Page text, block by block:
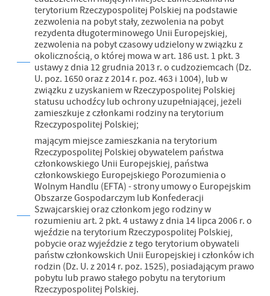
terytorium Rzeczypospolitej Polskiej na podstawie
zezwolenia na pobyt stały, zezwolenia na pobyt
rezydenta długoterminowego Unii Europejskiej,
zezwolenia na pobyt czasowy udzielony w związku z
okolicznością, o której mowa w art. 186 ust. 1 pkt. 3
ustawy z dnia 12 grudnia 2013 r. o cudzoziemcach (Dz.
U. poz. 1650 oraz z 2014 r. poz. 463 i 1004), lub w
związku z uzyskaniem w Rzeczypospolitej Polskiej
statusu uchodźcy lub ochrony uzupełniającej, jeżeli
zamieszkuje z członkami rodziny na terytorium
Rzeczypospolitej Polskiej;
mającym miejsce zamieszkania na terytorium
Rzeczypospolitej Polskiej obywatelem państwa
członkowskiego Unii Europejskiej, państwa
członkowskiego Europejskiego Porozumienia o
Wolnym Handlu (EFTA) - strony umowy o Europejskim
Obszarze Gospodarczym lub Konfederacji
Szwajcarskiej oraz członkom jego rodziny w
rozumieniu art. 2 pkt. 4 ustawy z dnia 14 lipca 2006 r. o
wjeździe na terytorium Rzeczypospolitej Polskiej,
pobycie oraz wyjeździe z tego terytorium obywateli
państw członkowskich Unii Europejskiej i członków ich
rodzin (Dz. U. z 2014 r. poz. 1525), posiadającym prawo
pobytu lub prawo stałego pobytu na terytorium
Rzeczypospolitej Polskiej.